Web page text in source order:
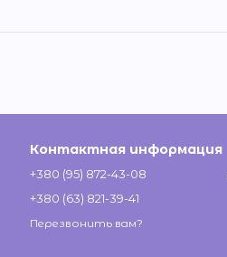
Контактная информация
+380 (95) 872-43-08
+380 (63) 821-39-41
Перезвонить вам?